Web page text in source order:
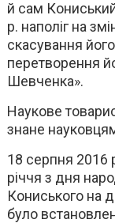
й сам
р. наполіг на
скасування
перетворення
Шевченка».
Наукове
знане
18 серпня 2016
річчя з дня
Кониського на
було